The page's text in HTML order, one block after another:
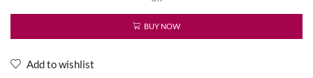
aantal
BUY NOW
Add to wishlist